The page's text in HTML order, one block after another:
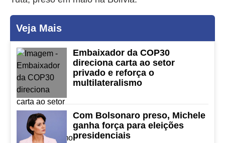
Veja Mais
Embaixador da COP30
direciona carta ao setor
privado e reforça o
multilateralismo
Com Bolsonaro preso, Michele
ganha força para eleições
presidenciais